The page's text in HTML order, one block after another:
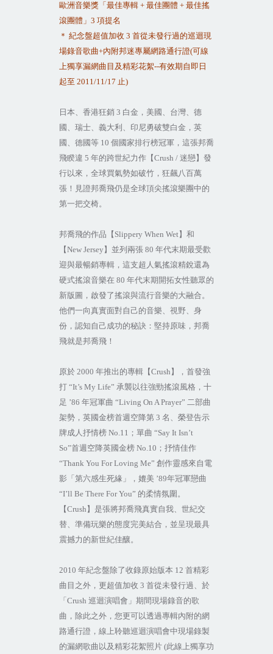
歐洲音樂獎「最佳專輯 + 最佳團體 + 最佳搖
滾團體」 3 項提名
＊ 紀念盤超值加收 3 首從未發行過的巡迴現
場錄音歌曲+內附邦迷專屬網路通行證(可線
上獨享漏網曲目及精彩花絮--有效期自即日
起至 2011/11/17 止)
日本、香港狂銷 3 白金，美國、台灣、德
國、瑞士、義大利、印尼勇破雙白金，英
國、德國等 10 個國家排行榜冠軍，這張邦喬
飛睽違 5 年的跨世紀力作【Crush / 迷戀】發
行以來，全球買氣勢如破竹，狂飆八百萬
張！見證邦喬飛仍是全球頂尖搖滾樂團中的
第一把交椅。
邦喬飛的作品【 Slippery When Wet】和
【New Jersey 】並列兩張 80 年代末期最受歡
迎與最暢銷專輯，這支超人氣搖滾精銳還為
硬式搖滾音樂在 80 年代末期開拓女性聽眾的
新版圖，啟發了搖滾與流行音樂的大融合。
他們一向真實面對自己的音樂、視野、身
份，認知自己成功的秘訣：堅持原味，邦喬
飛就是邦喬飛！
原於 2000 年推出的專輯【Crush 】，首發強
打 “It’s My Life” 承襲以往強勁搖滾風格，十
足 ’86 年冠軍曲 “Living On A Prayer” 二部曲
架勢，英國金榜首週空降第 3 名、榮登告示
牌成人抒情榜 No.11 ；單曲 “Say It Isn’t
So”首週空降英國金榜 No.10 ；抒情佳作
“Thank You For Loving Me” 創作靈感來自電
影「第六感生死緣」，媲美 ’89年冠軍戀曲
“I’ll Be There For You” 的柔情氛圍。
【Crush 】是張將邦喬飛真實自我、世紀交
替、準備玩樂的態度完美結合，並呈現最具
震撼力的新世紀佳釀。
2010 年紀念盤除了收錄原始版本 12 首精彩
曲目之外，更超值加收 3 首從未發行過、於
「 Crush 巡迴演唱會」期間現場錄音的歌
曲，除此之外，您更可以透過專輯內附的網
路通行證，線上聆聽巡迴演唱會中現場錄製
的漏網歌曲以及精彩花絮照片 (此線上獨享功